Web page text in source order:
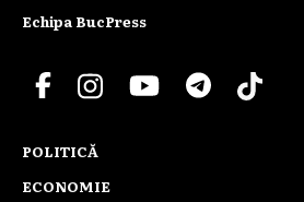
Echipa BucPress
POLITICĂ
ECONOMIE